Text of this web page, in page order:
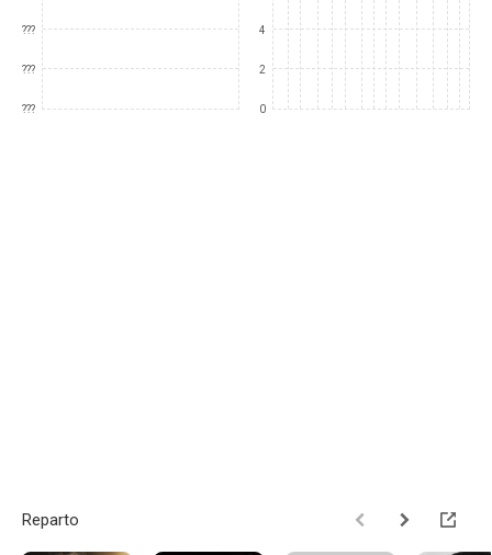
???
???
???
4
2
0
Reparto